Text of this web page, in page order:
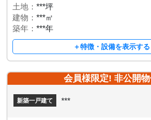
土地：***坪
建物：***㎡
築年：***年
＋特徴・設備を表示する
会員様限定! 非公開
新築一戸建て ***